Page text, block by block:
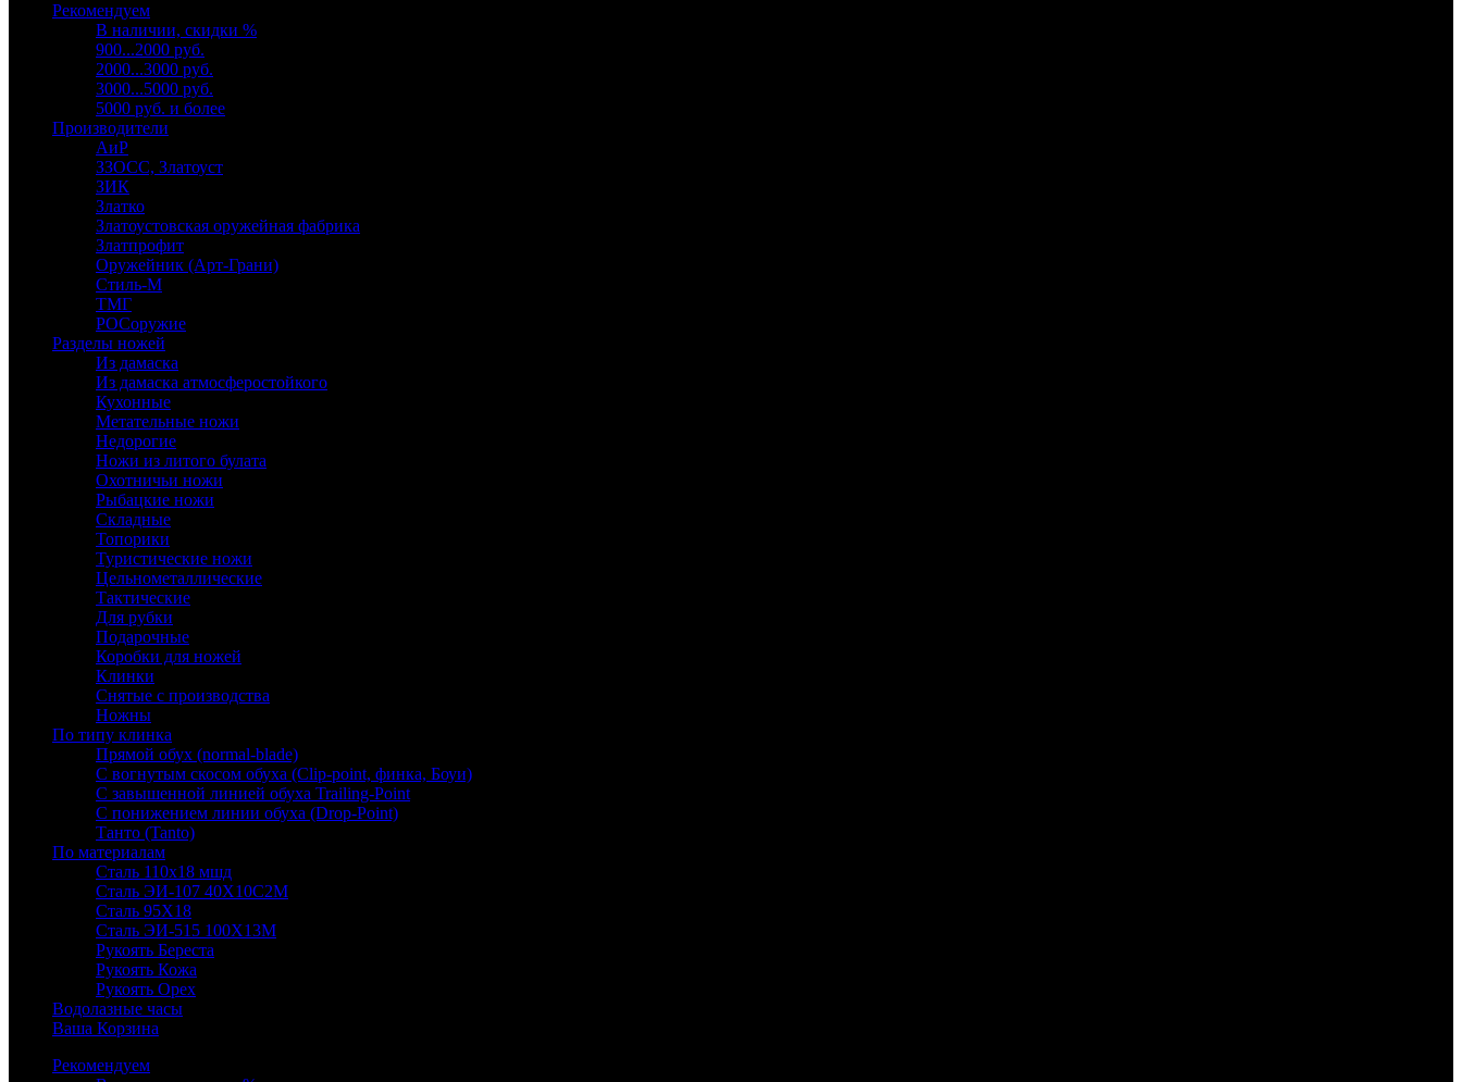
Рекомендуем
В наличии, скидки %
900...2000 руб.
2000...3000 руб.
3000...5000 руб.
5000 руб. и более
Производители
АиР
ЗЗОСС, Златоуст
ЗИК
Златко
Златоустовская оружейная фабрика
Златпрофит
Оружейник (Арт-Грани)
Стиль-М
ТМГ
РОСоружие
Разделы ножей
Из дамаска
Из дамаска атмосферостойкого
Кухонные
Метательные ножи
Недорогие
Ножи из литого булата
Охотничьи ножи
Рыбацкие ножи
Складные
Топорики
Туристические ножи
Цельнометаллические
Тактические
Для рубки
Подарочные
Коробки для ножей
Клинки
Снятые с производства
Ножны
По типу клинка
Прямой обух (normal-blade)
С вогнутым скосом обуха (Clip-point, финка, Боуи)
С завышенной линией обуха Trailing-Point
С понижением линии обуха (Drop-Point)
Танто (Tanto)
По материалам
Сталь 110х18 мшд
Сталь ЭИ-107 40Х10С2М
Сталь 95Х18
Сталь ЭИ-515 100Х13М
Рукоять Береста
Рукоять Кожа
Рукоять Орех
Водолазные часы
Ваша Корзина
Рекомендуем